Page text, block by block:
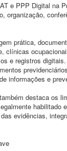
e PPP Digital na
organização,
prática,
clínicas
e registros
informações e
destaca os
habilitado
evidências,